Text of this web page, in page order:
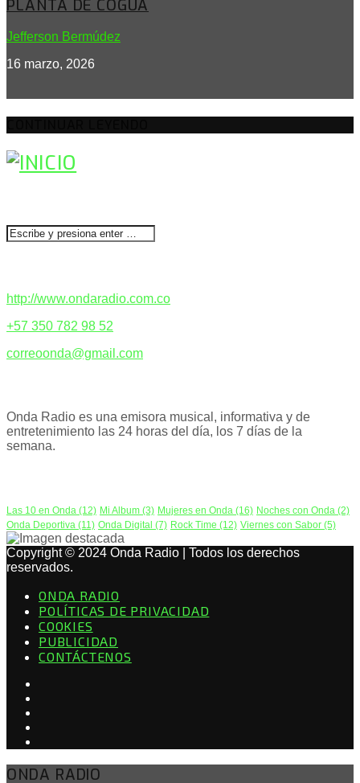
PLANTA DE COGUA
Jefferson Bermúdez
16 marzo, 2026
http://www.ondaradio.com.co
+57 350 782 98 52
correoonda@gmail.com
Onda Radio es una emisora musical, informativa y de
entretenimiento las 24 horas del día, los 7 días de la
semana.
Las 10 en Onda (12) Mi Album (3) Mujeres en Onda (16) Noches con Onda (2)
Onda Deportiva (11) Onda Digital (7) Rock Time (12) Viernes con Sabor (5)
Copyright © 2024 Onda Radio | Todos los derechos
reservados.
ONDA RADIO
POLÍTICAS DE PRIVACIDAD
COOKIES
PUBLICIDAD
CONTÁCTENOS
ONDA RADIO